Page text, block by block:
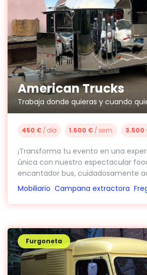
American Trucks
Trabaja donde quieras y cuando
450 € / día 1.500 € / sem. 3.500
¡Transforma tu evento en una
única con nuestro espectacular
encantador bus, cuidadosamente
Mobiliario Campana extractora
Furgoneta